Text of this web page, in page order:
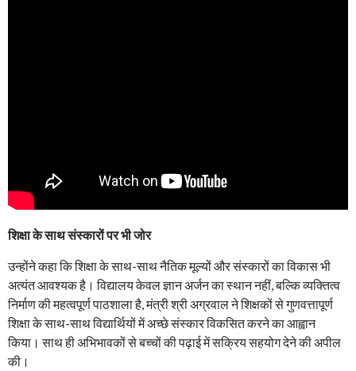
शिक्षा के साथ संस्कारों पर भी जोर
उन्होंने कहा कि शिक्षा के साथ-साथ नैतिक मूल्यों और संस्कारों का विकास भी
अत्यंत आवश्यक है। विद्यालय केवल ज्ञान अर्जन का स्थान नहीं, बल्कि व्यक्तित्व
निर्माण की महत्वपूर्ण पाठशाला है, मंत्री श्री अग्रवाल ने शिक्षकों से गुणवत्तापूर्ण
शिक्षा के साथ-साथ विद्यार्थियों में अच्छे संस्कार विकसित करने का आह्वान
किया। साथ ही अभिभावकों से बच्चों की पढ़ाई में सक्रिय सहयोग देने की अपील
की।